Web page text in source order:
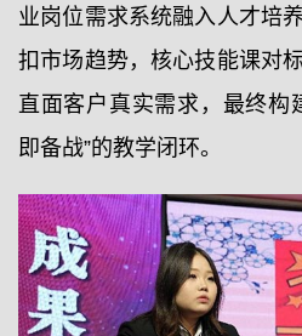
业岗位需求系统融入人才培
扣市场趋势，核心技能课对
直面客户真实需求，最终构
即备战”的教学闭环。